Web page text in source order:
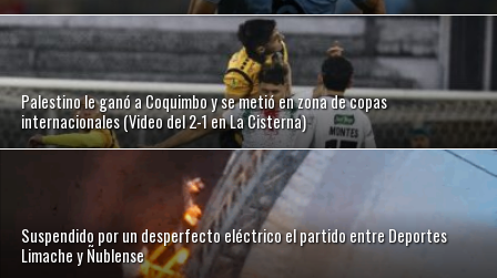
Palestino le ganó a Coquimbo y se metió en zona de copas
internacionales (Video del 2-1 en La Cisterna)
Suspendido por un desperfecto eléctrico el partido entre Deportes
Limache y Ñublense